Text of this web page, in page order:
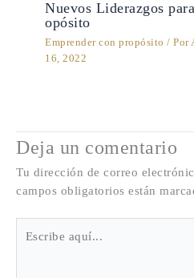
Nuevos Liderazgos
opósito
Emprender con propósito / Por
16, 2022
Deja un comentario
Tu dirección de correo
campos obligatorios están
aquí...